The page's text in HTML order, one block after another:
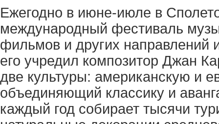
Ежегодно в июне-июле в
международный фестиваль
фильмов и других направлений
его учредил композитор Джан
две культуры: американскую и
объединяющий классику и
каждый год собирает тысячи